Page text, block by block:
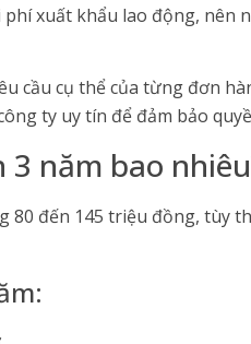
xuất khẩu lao động, nên
cầu cụ thể của từng đơn
ty uy tín để đảm bảo
năm bao
đến 145 triệu đồng, tùy